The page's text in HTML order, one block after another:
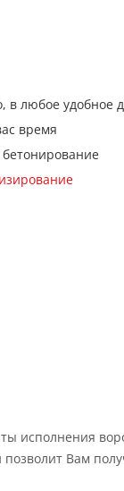
в любое удобное
время
исполнения
Вам